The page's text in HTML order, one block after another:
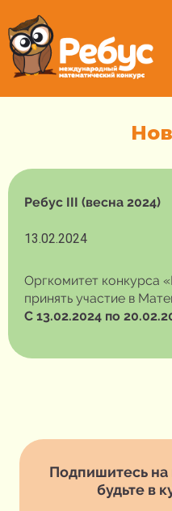
Ребус III (весна 2024)
13.02.2024
Оргкомитет конкурса
принять участие в
С 13.02.2024 по
Подпишитесь на
будьте в